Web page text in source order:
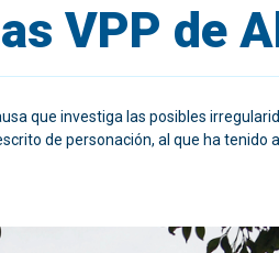
VPP de
que investiga las posibles
de personación, al que ha tenido